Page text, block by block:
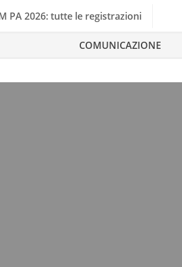
PA 2026: tutte le registrazioni
COMUNICAZIONE